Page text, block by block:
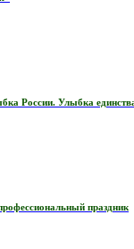
России. Улыбка
праздник